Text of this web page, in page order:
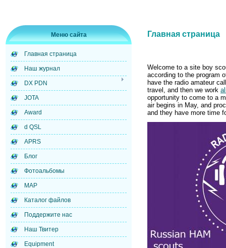
Меню сайта
Главная страница
Наш журнал
DX PDN
JOTA
Award
d QSL
APRS
Блог
Фотоальбомы
MAP
Каталог файлов
Поддержите нас
Наш Твитер
Equipment
Главная страница
Welcome to a site boy
according to the program
have the radio amateur
travel, and then we work
opportunity to come to a
air begins in May, and
and they have more time